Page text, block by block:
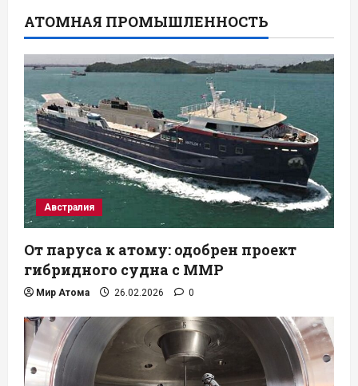
АТОМНАЯ ПРОМЫШЛЕННОСТЬ
Австралия
От паруса к атому: одобрен проект
гибридного судна с ММР
Мир Атома 26.02.2026 0